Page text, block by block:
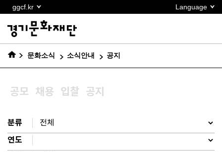
바로가기
ggcf.kr Language
문화소식 소식안내 공지
공모 채용 입찰 공지
분류
연도